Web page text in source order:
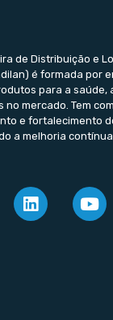
de Distribuição e
é formada por
para a saúde,
no mercado. Tem
e fortalecimento
a melhoria